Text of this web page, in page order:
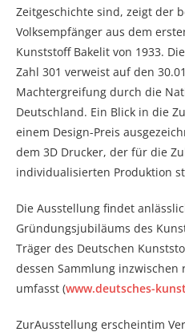
Zeitgeschichte sind, zeigt der
Volksempfänger aus dem
Kunststoff Bakelit von 1933.
Zahl 301 verweist auf den
Machtergreifung durch die
Deutschland. Ein Blick in die
einem Design-Preis
dem 3D Drucker, der für die
individualisierten Produktion
Die Ausstellung findet
Gründungsjubiläums des
Träger des Deutschen
dessen Sammlung inzwischen
umfasst (www.deutsches-
ZurAusstellung erscheintim